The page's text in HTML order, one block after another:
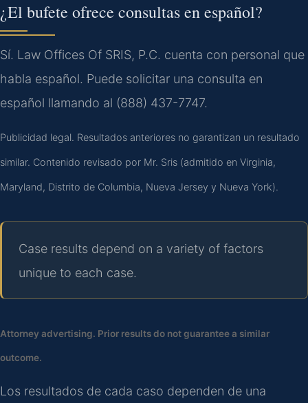
¿El bufete ofrece consultas en español?
Sí. Law Offices Of SRIS, P.C. cuenta con personal que
habla español. Puede solicitar una consulta en
español llamando al (888) 437-7747.
Publicidad legal. Resultados anteriores no garantizan un resultado
similar. Contenido revisado por Mr. Sris (admitido en Virginia,
Maryland, Distrito de Columbia, Nueva Jersey y Nueva York).
Case results depend on a variety of factors
unique to each case.
Attorney advertising. Prior results do not guarantee a similar
outcome.
Los resultados de cada caso dependen de una